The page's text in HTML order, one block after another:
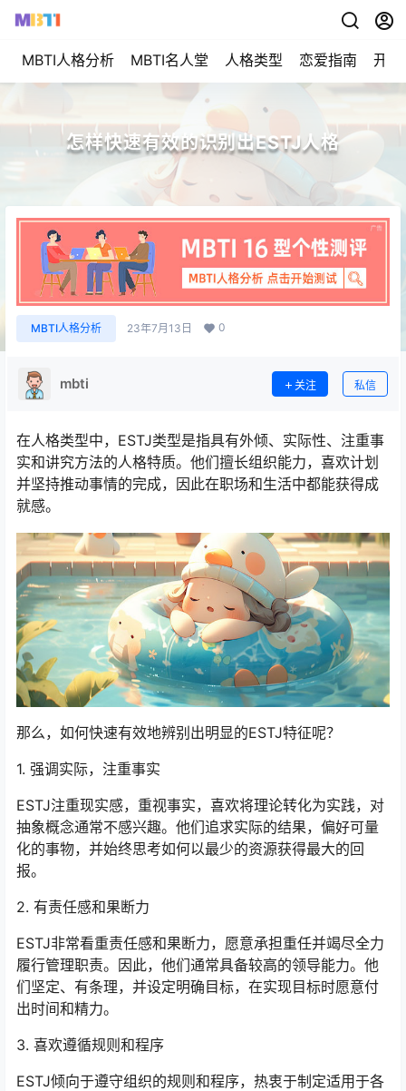
MBTI人格分析 MBTI名人堂 人格类型 恋爱指南 开始
怎样快速有效的识别出ESTJ人格
MBTI人格分析 23年7月13日 0
mbti 关注 私信
在人格类型中，ESTJ类型是指具有外倾、实际性、注重事
实和讲究方法的人格特质。他们擅长组织能力，喜欢计划
并坚持推动事情的完成，因此在职场和生活中都能获得成
就感。
那么，如何快速有效地辨别出明显的ESTJ特征呢？
1. 强调实际，注重事实
ESTJ注重现实感，重视事实，喜欢将理论转化为实践，对
抽象概念通常不感兴趣。他们追求实际的结果，偏好可量
化的事物，并始终思考如何以最少的资源获得最大的回
报。
2. 有责任感和果断力
ESTJ非常看重责任感和果断力，愿意承担重任并竭尽全力
履行管理职责。因此，他们通常具备较高的领导能力。他
们坚定、有条理，并设定明确目标，在实现目标时愿意付
出时间和精力。
3. 喜欢遵循规则和程序
ESTJ倾向于遵守组织的规则和程序，热衷于制定适用于各